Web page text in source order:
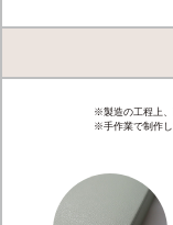
※製造の工程上、
※手作業で制作し